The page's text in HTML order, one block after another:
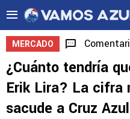
MERCADO
¿Cuánto tendría
Erik Lira? La cifra
sacude a Cruz Azul